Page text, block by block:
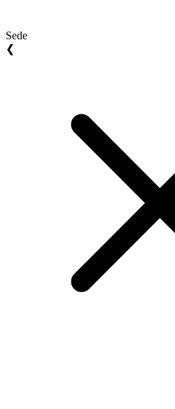
Sede
❮